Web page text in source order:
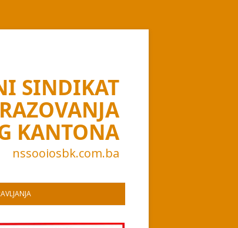
SINDIKAT
KANTONA
nssooiosbk.com.ba